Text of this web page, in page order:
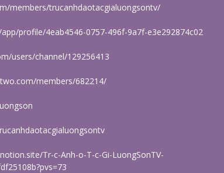
members/trucanhdaotacgialuongsontv/
profile/4eab4546-0757-496f-9a7f-e3e292874c02
users/channel/129256413
members/682214/
Tr-c-Anh-o-T-c-Gi-LuongSonTV-